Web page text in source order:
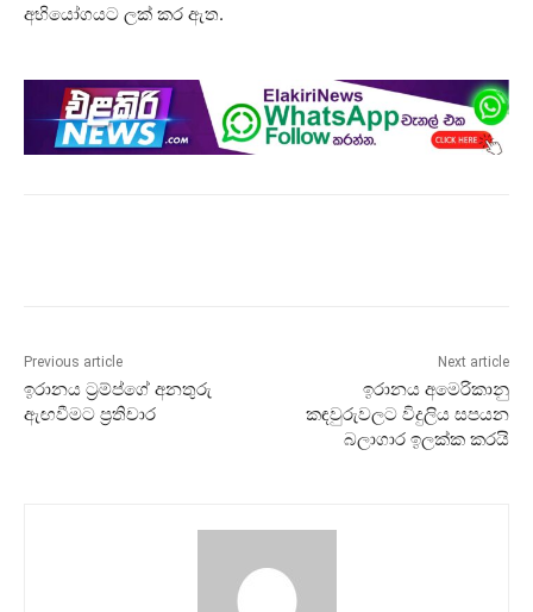
අභියෝගයට ලක් කර ඇත.
Previous article
ඉරානය ට්‍රම්ප්ගේ අනතුරු
ඇඟවීමට ප්‍රතිචාර
Next article
ඉරානය අමෙරිකානු
කඳවුරුවලට විදුලිය සපයන
බලාගාර ඉලක්ක කරයි